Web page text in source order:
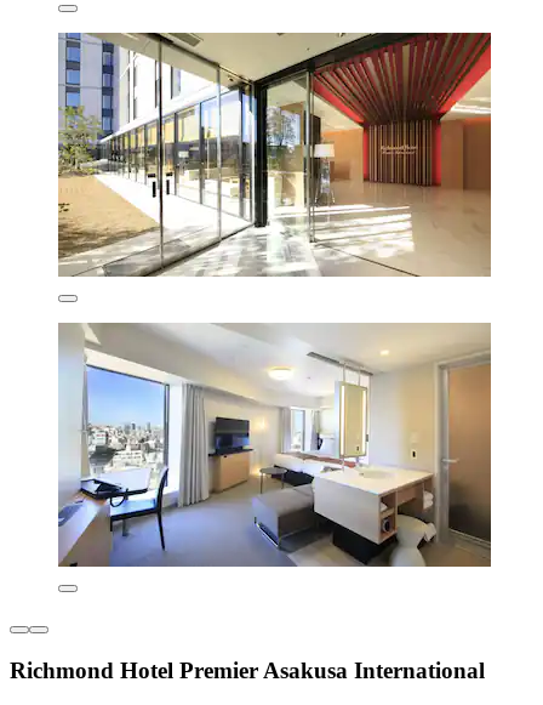
Richmond Hotel Premier Asakusa International